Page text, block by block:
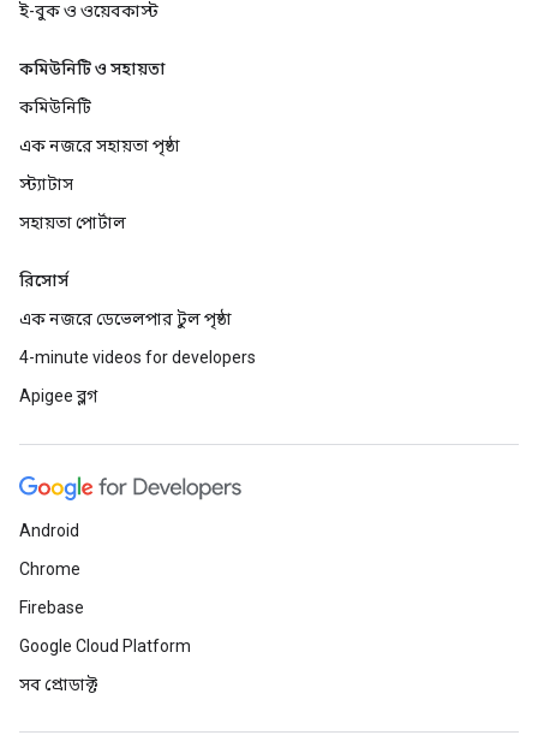
ই-বুক ও ওয়েবকাস্ট
কমিউনিটি ও সহায়তা
কমিউনিটি
এক নজরে সহায়তা পৃষ্ঠা
স্ট্যাটাস
সহায়তা পোর্টাল
রিসোর্স
এক নজরে ডেভেলপার টুল পৃষ্ঠা
4-minute videos for developers
Apigee ব্লগ
Android
Chrome
Firebase
Google Cloud Platform
সব প্রোডাক্ট